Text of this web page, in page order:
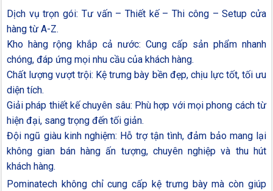
Dịch vụ trọn gói: Tư vấn – Thiết kế – Thi công – Setup cửa
hàng từ A-Z.
Kho hàng rộng khắp cả nước: Cung cấp sản phẩm nhanh
chóng, đáp ứng mọi nhu cầu của khách hàng.
Chất lượng vượt trội: Kệ trưng bày bền đẹp, chịu lực tốt, tối ưu
diện tích.
Giải pháp thiết kế chuyên sâu: Phù hợp với mọi phong cách từ
hiện đại, sang trọng đến tối giản.
Đội ngũ giàu kinh nghiệm: Hỗ trợ tận tình, đảm bảo mang lại
không gian bán hàng ấn tượng, chuyên nghiệp và thu hút
khách hàng.
Pominatech không chỉ cung cấp kệ trưng bày mà còn giúp